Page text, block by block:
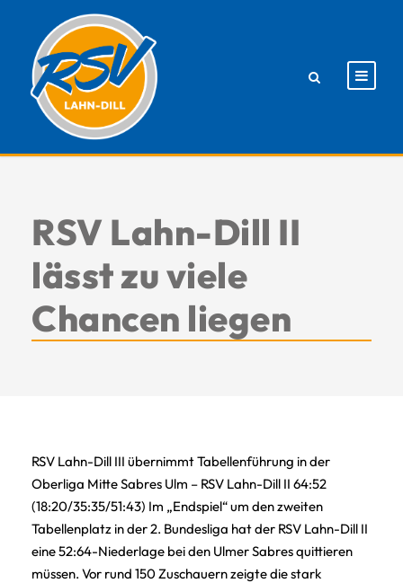
RSV Lahn-Dill II
lässt zu viele
Chancen liegen
RSV Lahn-Dill III übernimmt Tabellenführung in der
Oberliga Mitte Sabres Ulm – RSV Lahn-Dill II 64:52
(18:20/35:35/51:43) Im „Endspiel“ um den zweiten
Tabellenplatz in der 2. Bundesliga hat der RSV Lahn-Dill II
eine 52:64-Niederlage bei den Ulmer Sabres quittieren
müssen. Vor rund 150 Zuschauern zeigte die stark